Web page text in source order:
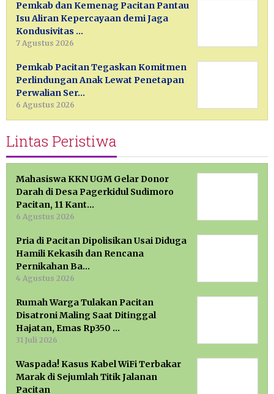
Pemkab dan Kemenag Pacitan Pantau
Isu Aliran Kepercayaan demi Jaga
Kondusivitas …
7 Agustus 2026
Pemkab Pacitan Tegaskan Komitmen
Perlindungan Anak Lewat Penetapan
Perwalian Ser…
6 Agustus 2026
Lintas Peristiwa
Mahasiswa KKN UGM Gelar Donor
Darah di Desa Pagerkidul Sudimoro
Pacitan, 11 Kant…
6 Agustus 2026
Pria di Pacitan Dipolisikan Usai Diduga
Hamili Kekasih dan Rencana
Pernikahan Ba…
4 Agustus 2026
Rumah Warga Tulakan Pacitan
Disatroni Maling Saat Ditinggal
Hajatan, Emas Rp350 …
31 Juli 2026
Waspada! Kasus Kabel WiFi Terbakar
Marak di Sejumlah Titik Jalanan
Pacitan